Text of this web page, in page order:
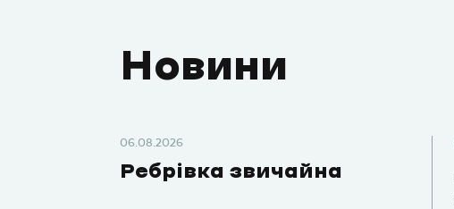
Новини
06.08.2026
Ребрівка звичайна